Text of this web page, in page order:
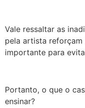
Vale ressaltar as
pela artista
importante para
Portanto, o que o
ensinar?